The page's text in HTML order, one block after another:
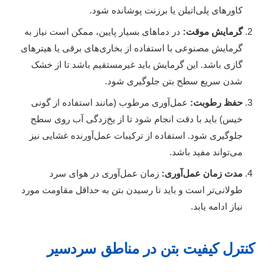
کاورهای پلی‌اتیلن یا برزنت پوشانده شود.
گرمایش موقت: در دماهای بسیار پایین، ممکن است نیاز به
گرمایش مصنوعی با استفاده از بخاری‌های برقی یا هیترهای
گازی باشد. این گرمایش باید غیرمستقیم باشد تا از خشک
شدن سریع سطح بتن جلوگیری شود.
حفظ رطوبت: عمل‌آوری مرطوب (مانند استفاده از گونی
خیس) باید با دقت انجام شود تا از یخ‌زدگی آب روی سطح
جلوگیری شود. استفاده از ترکیبات عمل‌آورنده غشایی نیز
می‌تواند مفید باشد.
مدت زمان عمل‌آوری: زمان عمل‌آوری در هوای سرد
طولانی‌تر است و باید تا رسیدن بتن به حداقل مقاومت مورد
نیاز ادامه یابد.
کنترل کیفیت بتن در مناطق سردسیر